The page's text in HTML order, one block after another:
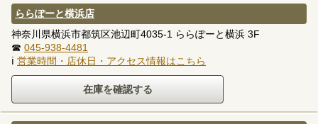
ららぽーと横浜店
神奈川県横浜市都筑区池辺町4035-1 ららぽーと横浜 3F
☎ 045-938-4481
ℹ 営業時間・店休日・アクセス情報はこちら